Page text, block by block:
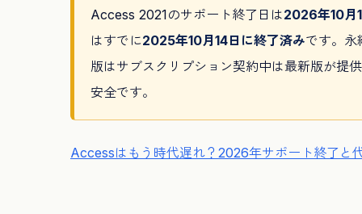
Access 2021のサポート終了日は2026年10月
はすでに2025年10月14日に終了済みです。
版はサブスクリプション契約中は最新版が提
安全です。
Accessはもう時代遅れ？2026年サポート終了と